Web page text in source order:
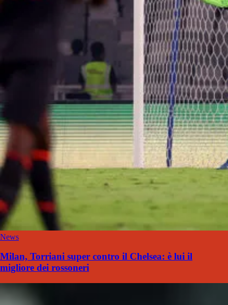
News
Milan, Torriani super contro il Chelsea: è lui il
migliore dei rossoneri